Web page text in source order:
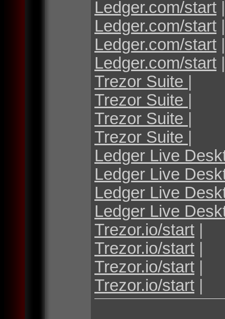
Ledger.com/start |
Ledger.com/start |
Ledger.com/start |
Ledger.com/start |
Trezor Suite |
Trezor Suite |
Trezor Suite |
Trezor Suite |
Ledger Live
Ledger Live
Ledger Live
Ledger Live
Trezor.io/start |
Trezor.io/start |
Trezor.io/start |
Trezor.io/start |